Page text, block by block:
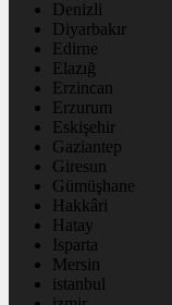
Denizli
Diyarbakır
Edirne
Elazığ
Erzincan
Erzurum
Eskişehir
Gaziantep
Giresun
Gümüşhane
Hakkâri
Hatay
Isparta
Mersin
istanbul